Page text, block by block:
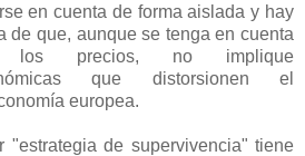
en cuenta de forma aislada y hay
de que, aunque se tenga en cuenta
precios, no implique
que distorsionen el
europea.
"estrategia de supervivencia" tiene